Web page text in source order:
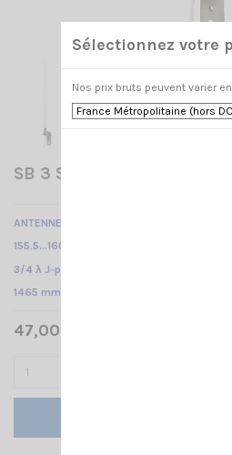
SB 3 S/5 SIRIO
ANTENNE VHF MOBILE MARINE
155.5...160.3 MHz /
3/4 λ J-pole /
1465 mm
47,00 € TTC
Sélectionnez votre
Nos prix bruts peuvent varier